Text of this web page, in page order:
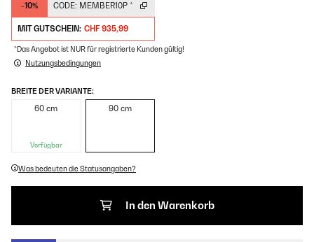
-10% CODE: MEMBER10P *
MIT GUTSCHEIN: CHF 935,99
*Das Angebot ist NUR für registrierte Kunden gültig!
Nutzungsbedingungen
BREITE DER VARIANTE:
60 cm
Verfügbar
90 cm
Was bedeuten die Statusangaben?
In den Warenkorb